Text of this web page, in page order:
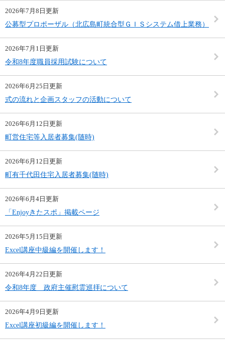
2026年7月8日更新
公募型プロポーザル（北広島町統合型ＧＩＳシステム借上業務）
2026年7月1日更新
令和8年度職員採用試験について
2026年6月25日更新
式の流れと企画スタッフの活動について
2026年6月12日更新
町営住宅等入居者募集(随時)
2026年6月12日更新
町有千代田住宅入居者募集(随時)
2026年6月4日更新
「Enjoyきたスポ」掲載ページ
2026年5月15日更新
Excel講座中級編を開催します！
2026年4月22日更新
令和8年度 政府主催慰霊巡拝について
2026年4月9日更新
Excel講座初級編を開催します！